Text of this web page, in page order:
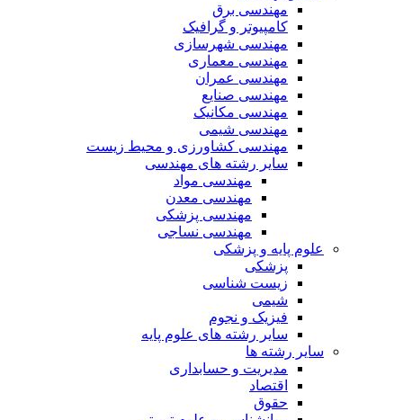
مهندسی برق
کامپیوتر و گرافیک
مهندسی شهرسازی
مهندسی معماری
مهندسی عمران
مهندسی صنایع
مهندسی مکانیک
مهندسی شیمی
مهندسی کشاورزی و محیط زیست
سایر رشته های مهندسی
مهندسی مواد
مهندسی معدن
مهندسی پزشکی
مهندسی نساجی
علوم پایه و پزشکی
پزشکی
زیست شناسی
شیمی
فیزیک و نجوم
سایر رشته های علوم پایه
سایر رشته ها
مدیریت و حسابداری
اقتصاد
حقوق